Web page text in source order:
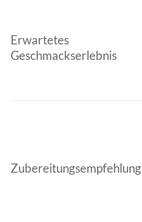
Erwartetes
Geschmackserlebnis
Zubereitungsempfehlung